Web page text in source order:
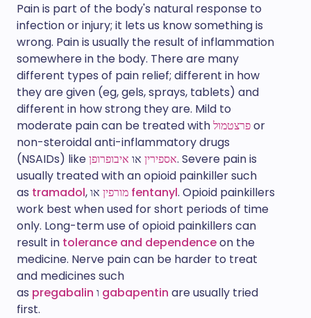
Pain is part of the body's natural response to
infection or injury; it lets us know something is
wrong. Pain is usually the result of inflammation
somewhere in the body. There are many
different types of pain relief; different in how
they are given (eg, gels, sprays, tablets) and
different in how strong they are. Mild to
moderate pain can be treated withפרצטמולor
non-steroidal anti-inflammatory drugs
(NSAIDs) like
אספירין או איבופרופן
. Severe pain is
usually treated with an opioid painkiller such
as tramadol, מורפין fentanyl. Opioid painkillers
work best when used for short periods of time
only. Long-term use of opioid painkillers can
result in tolerance and dependenceon the
medicine. Nerve pain can be harder to treat
and medicines such
as pregabalin gabapentin are usually tried
first.